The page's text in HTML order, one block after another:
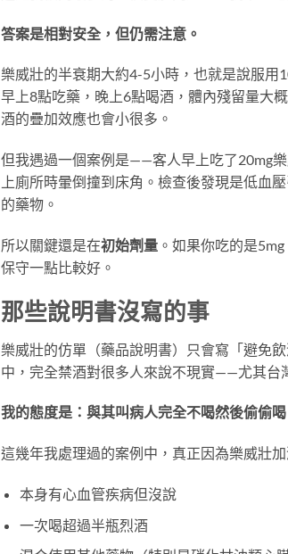
答案是相對安全，但仍需注意。
樂威壯的半衰期大約4-5小時，也就是說服用
早上8點吃藥，晚上6點喝酒，體內殘留量大
酒的疊加效應也會小很多。
但我遇過一個案例是——客人早上吃了20mg
上廁所時暈倒撞到床角。檢查後發現是低血
的藥物。
所以關鍵還是在初始劑量 。如果你吃的是
保守一點比較好。
那些說明書沒寫的事
樂威壯的仿單（藥品說明書）只會寫「避免
中，完全禁酒對很多人來說不現實——尤其台
我的態度是：與其叫病人完全不喝然後偷偷
這幾年我處理過的案例中，真正因為樂威壯
本身有心血管疾病但沒說
一次喝超過半瓶烈酒